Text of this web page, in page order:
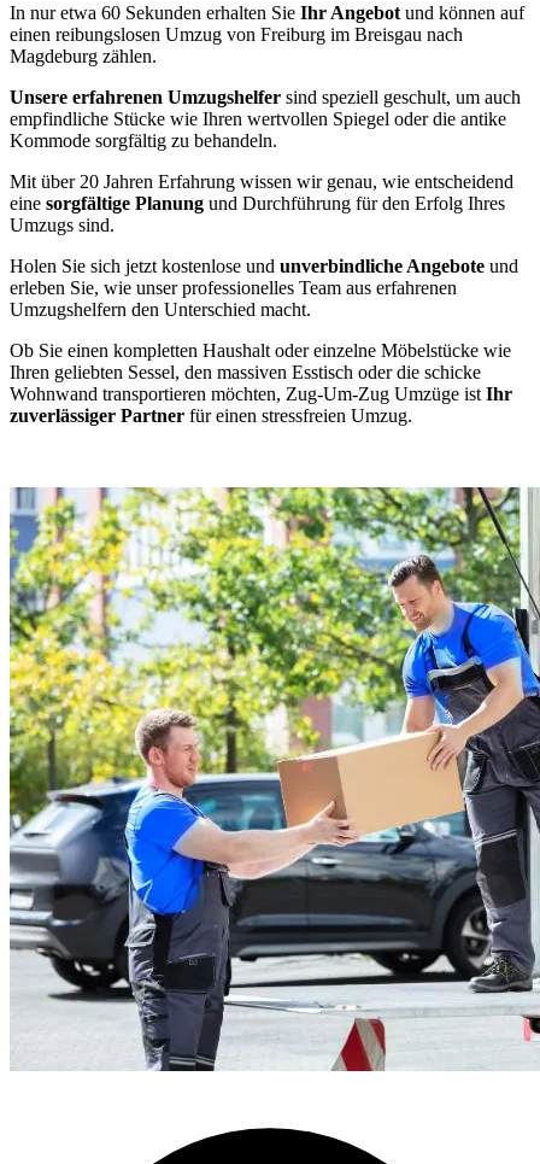
In nur etwa 60 Sekunden erhalten Sie Ihr Angebot und können auf
einen reibungslosen Umzug von Freiburg im Breisgau nach
Magdeburg zählen.
Unsere erfahrenen Umzugshelfer sind speziell geschult, um auch
empfindliche Stücke wie Ihren wertvollen Spiegel oder die antike
Kommode sorgfältig zu behandeln.
Mit über 20 Jahren Erfahrung wissen wir genau, wie entscheidend
eine sorgfältige Planung und Durchführung für den Erfolg Ihres
Umzugs sind.
Holen Sie sich jetzt kostenlose und unverbindliche Angebote und
erleben Sie, wie unser professionelles Team aus erfahrenen
Umzugshelfern den Unterschied macht.
Ob Sie einen kompletten Haushalt oder einzelne Möbelstücke wie
Ihren geliebten Sessel, den massiven Esstisch oder die schicke
Wohnwand transportieren möchten, Zug-Um-Zug Umzüge ist Ihr
zuverlässiger Partner für einen stressfreien Umzug.